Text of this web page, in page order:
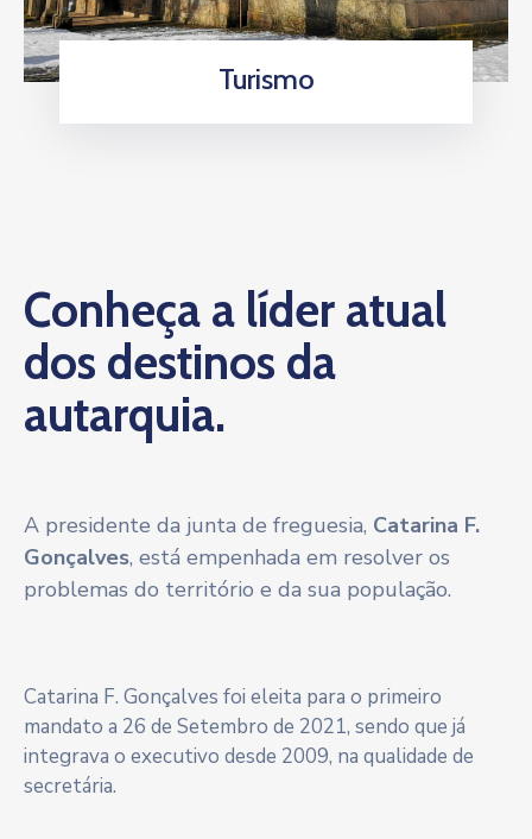
Turismo
Conheça a líder atual
dos destinos da
autarquia.
A presidente da junta de freguesia, Catarina F.
Gonçalves, está empenhada em resolver os
problemas do território e da sua população.
Catarina F. Gonçalves foi eleita para o primeiro
mandato a 26 de Setembro de 2021, sendo que já
integrava o executivo desde 2009, na qualidade de
secretária.